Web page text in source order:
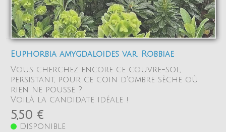
Euphorbia amygdaloides var. Robbiae
Vous cherchez encore ce couvre-sol,
persistant, pour ce coin d'ombre sèche où
rien ne pousse ?
Voilà la candidate idéale !
5,50 €
Disponible